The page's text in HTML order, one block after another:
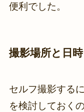
便利でした。
撮影場所と日
セルフ撮影する
を検討しておく